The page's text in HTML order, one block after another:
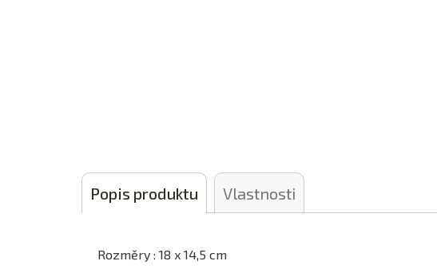
Popis produktu Vlastnosti
Rozměry : 18 x 14,5 cm